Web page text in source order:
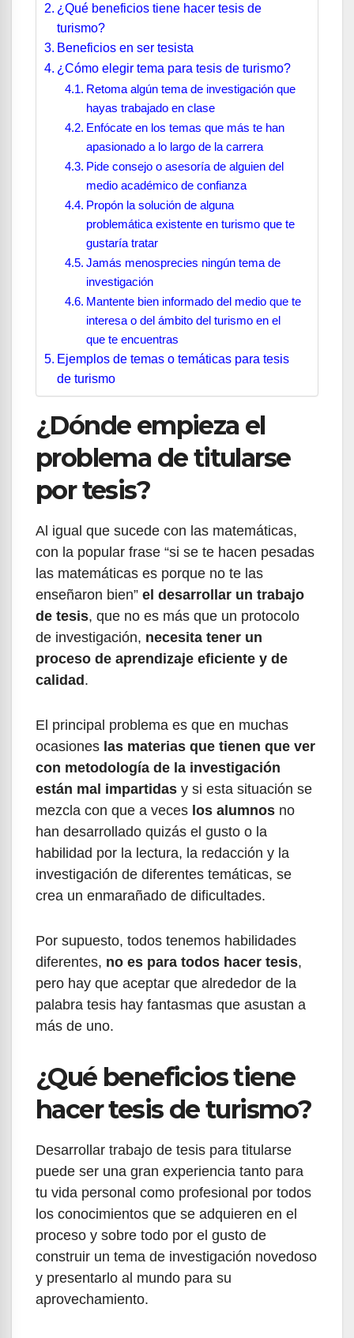
¿Qué beneficios tiene hacer tesis de
turismo?
Beneficios en ser tesista
¿Cómo elegir tema para tesis de turismo?
Retoma algún tema de investigación que
hayas trabajado en clase
Enfócate en los temas que más te han
apasionado a lo largo de la carrera
Pide consejo o asesoría de alguien del
medio académico de confianza
Propón la solución de alguna
problemática existente en turismo que te
gustaría tratar
Jamás menosprecies ningún tema de
investigación
Mantente bien informado del medio que te
interesa o del ámbito del turismo en el
que te encuentras
Ejemplos de temas o temáticas para tesis
de turismo
¿Dónde empieza el
problema de titularse
por tesis?
Al igual que sucede con las matemáticas,
con la popular frase “si se te hacen pesadas
las matemáticas es porque no te las
enseñaron bien” el desarrollar un trabajo
de tesis, que no es más que un protocolo
de investigación, necesita tener un
proceso de aprendizaje eficiente y de
calidad .
El principal problema es que en muchas
ocasiones las materias que tienen que ver
con metodología de la investigación
están mal impartidas y si esta situación se
mezcla con que a veces los alumnos no
han desarrollado quizás el gusto o la
habilidad por la lectura, la redacción y la
investigación de diferentes temáticas, se
crea un enmarañado de dificultades.
Por supuesto, todos tenemos habilidades
diferentes, no es para todos hacer tesis,
pero hay que aceptar que alrededor de la
palabra tesis hay fantasmas que asustan a
más de uno.
¿Qué beneficios tiene
hacer tesis de turismo?
Desarrollar trabajo de tesis para titularse
puede ser una gran experiencia tanto para
tu vida personal como profesional por todos
los conocimientos que se adquieren en el
proceso y sobre todo por el gusto de
construir un tema de investigación novedoso
y presentarlo al mundo para su
aprovechamiento.